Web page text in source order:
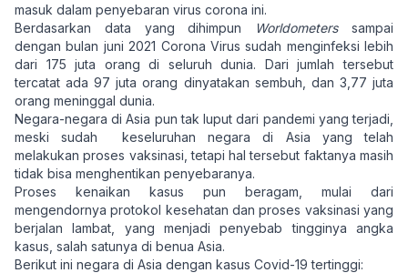
masuk dalam penyebaran virus corona ini.
Berdasarkan data yang dihimpun
Worldometerssampai
dengan bulan juni 2021 Corona Virus sudah menginfeksi lebih
dari 175 juta orang di seluruh dunia. Dari jumlah tersebut
tercatat ada 97 juta orang dinyatakan sembuh, dan 3,77 juta
orang meninggal dunia.
Negara-negara di Asia pun tak luput dari pandemi yang terjadi,
meski sudah keseluruhan negara di Asia yang telah
melakukan proses vaksinasi, tetapi hal tersebut faktanya masih
tidak bisa menghentikan penyebaranya.
Proses kenaikan kasus pun beragam, mulai dari
mengendornya protokol kesehatan dan proses vaksinasi yang
berjalan lambat, yang menjadi penyebab tingginya angka
kasus, salah satunya di benua Asia.
Berikut ini negara di Asia dengan kasus Covid-19 tertinggi: